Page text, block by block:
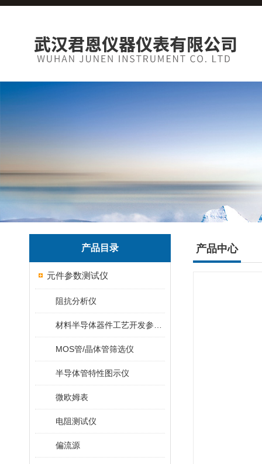
产品目录
元件参数测试仪
阻抗分析仪
MOS管/晶体管筛选仪
半导体管特性图示仪
微欧姆表
电阻测试仪
偏流源
产品中心